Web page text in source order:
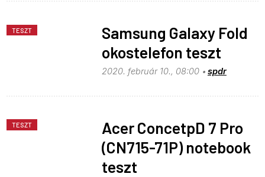
TESZT
Samsung Galaxy Fold
okostelefon teszt
2020. február 10., 08:00 spdr
TESZT
Acer ConcetpD 7 Pro
(CN715-71P) notebook
teszt